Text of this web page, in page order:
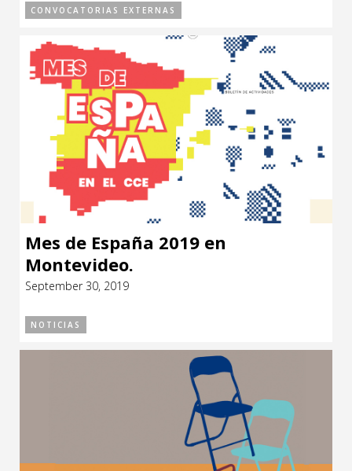
CONVOCATORIAS EXTERNAS
Mes de España 2019 en
Montevideo.
September 30, 2019
NOTICIAS